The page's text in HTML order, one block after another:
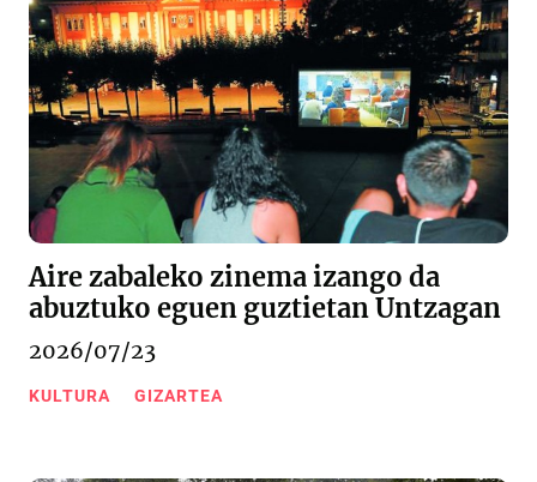
Aire zabaleko zinema izango da
abuztuko eguen guztietan Untzagan
2026/07/23
KULTURA GIZARTEA